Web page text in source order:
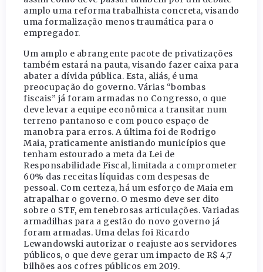
amplo uma reforma trabalhista concreta, visando
uma formalização menos traumática para o
empregador.
Um amplo e abrangente pacote de privatizações
também estará na pauta, visando fazer caixa para
abater a dívida pública. Esta, aliás, é uma
preocupação do governo. Várias “bombas
fiscais” já foram armadas no Congresso, o que
deve levar a equipe econômica a transitar num
terreno pantanoso e com pouco espaço de
manobra para erros. A última foi de Rodrigo
Maia, praticamente anistiando municípios que
tenham estourado a meta da Lei de
Responsabilidade Fiscal, limitada a comprometer
60% das receitas líquidas com despesas de
pessoal. Com certeza, há um esforço de Maia em
atrapalhar o governo. O mesmo deve ser dito
sobre o STF, em tenebrosas articulações. Variadas
armadilhas para a gestão do novo governo já
foram armadas. Uma delas foi Ricardo
Lewandowski autorizar o reajuste aos servidores
públicos, o que deve gerar um impacto de R$ 4,7
bilhões aos cofres públicos em 2019.